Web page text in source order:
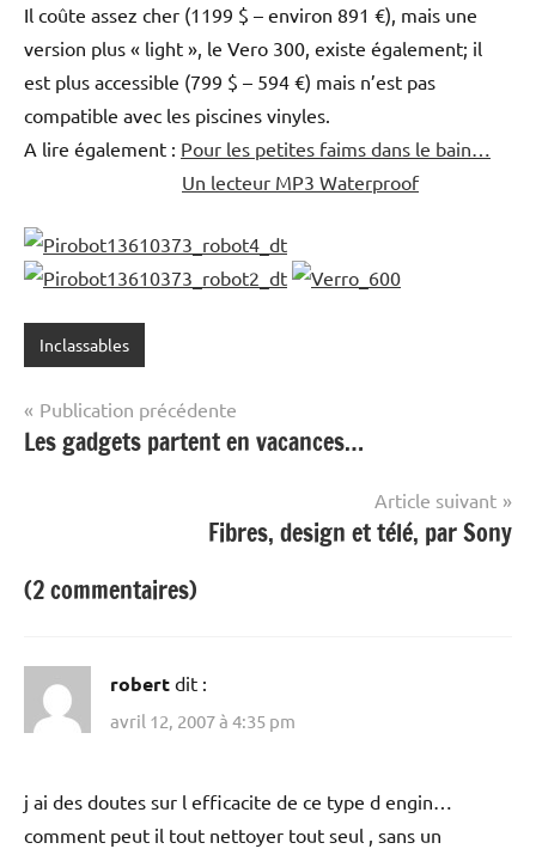
Il coûte assez cher (1199 $ – environ 891 €), mais une
version plus « light », le Vero 300, existe également; il
est plus accessible (799 $ – 594 €) mais n’est pas
compatible avec les piscines vinyles.
A lire également : Pour les petites faims dans le bain…
Un lecteur MP3 Waterproof
Inclassables
Navigation
de
Publication précédente
Les gadgets partent en vacances…
Article suivant
Fibres, design et télé, par Sony
(2 commentaires)
robert dit :
avril 12, 2007 à 4:35 pm
j ai des doutes sur l efficacite de ce type d engin…
comment peut il tout nettoyer tout seul , sans un